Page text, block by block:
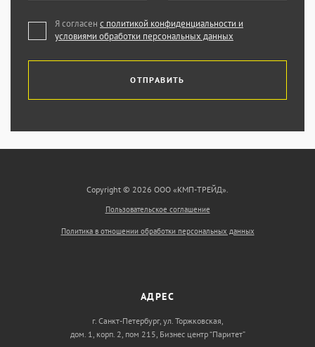
Я согласен с политикой конфиденциальности и
условиями обработки персональных данных
ОТПРАВИТЬ
Copyright © 2026 ООО «КМП-ТРЕЙД».
Пользовательское соглашение
Политика в отношении обработки персональных данных
АДРЕС
г. Санкт-Петербург, ул. Торжковская,
дом. 1, корп. 2, пом 215, Бизнес центр “Паритет”